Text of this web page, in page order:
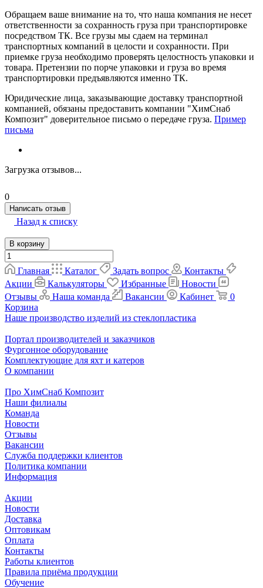
Обращаем ваше внимание на то, что наша компания не несет
ответственности за сохранность груза при транспортировке
посредством ТК. Все грузы мы сдаем на терминал
транспортных компаний в целости и сохранности. При
приемке груза необходимо проверять целостность упаковки и
товара. Претензии по порче упаковки и груза во время
транспортировки предъявляются именно ТК.
Юридические лица, заказывающие доставку транспортной
компанией, обязаны предоставить компании "ХимСнаб
Композит" доверительное письмо о передаче груза. Пример
письма
Загрузка отзывов...
0
Написать отзыв
Назад к списку
В корзину
Главная Каталог Задать вопрос
Контакты
Акции
Калькуляторы Избранные
Новости
Отзывы
Наша команда Вакансии Кабинет
0
Корзина
Наше производство изделий из стеклопластика
Портал производителей и заказчиков
Фургонное оборудование
Комплектующие для яхт и катеров
О компании
Про ХимСнаб Композит
Наши филиалы
Команда
Новости
Отзывы
Вакансии
Служба поддержки клиентов
Политика компании
Информация
Акции
Новости
Доставка
Оптовикам
Оплата
Контакты
Работы клиентов
Правила приёма продукции
Обучение